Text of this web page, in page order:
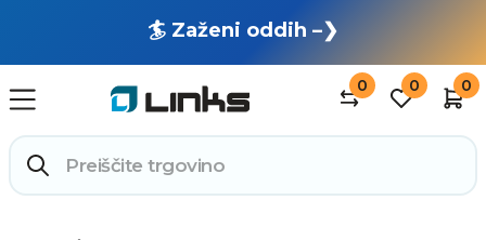
🏄 Zaženi oddih –❯
0 0 0